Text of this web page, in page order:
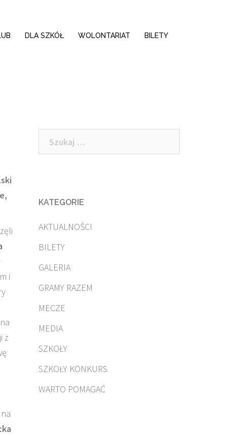
DLA SZKÓŁ WOLONTARIAT BILETY
i
z
Szukaj:
KATEGORIE
AKTUALNOŚCI
BILETY
GALERIA
GRAMY RAZEM
MECZE
MEDIA
SZKOŁY
SZKOŁY KONKURS
WARTO POMAGAĆ